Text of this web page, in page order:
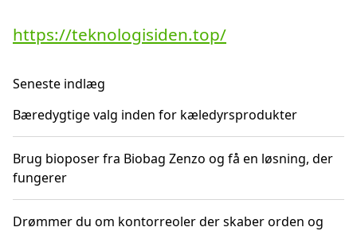
https://teknologisiden.top/
Seneste indlæg
Bæredygtige valg inden for kæledyrsprodukter
Brug bioposer fra Biobag Zenzo og få en løsning, der
fungerer
Drømmer du om kontorreoler der skaber orden og